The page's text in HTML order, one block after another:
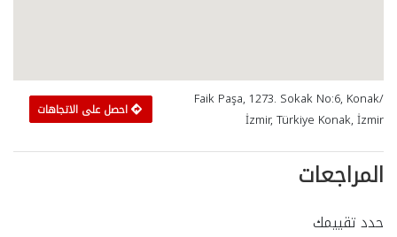
Faik Paşa, 1273. Sokak No:6, Konak/
İzmir, Türkiye Konak, İzmir
احصل على الاتجاهات
المراجعات
حدد تقييمك